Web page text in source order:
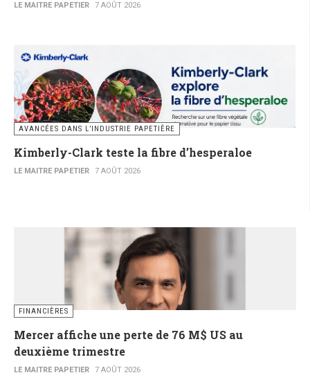
LE MAITRE PAPETIER 7 AOÛT 2026
AVANCÉES DANS L’INDUSTRIE PAPETIÈRE
Kimberly-Clark teste la fibre d’hesperaloe
LE MAITRE PAPETIER 7 AOÛT 2026
FINANCIÈRES
Mercer affiche une perte de 76 M$ US au
deuxième trimestre
LE MAITRE PAPETIER 7 AOÛT 2026